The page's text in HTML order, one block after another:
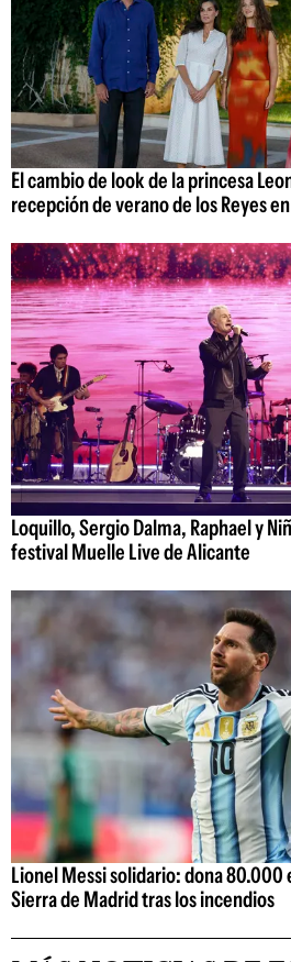
El cambio de look de la princesa
recepción de verano de los Reyes
Loquillo, Sergio Dalma, Raphael y
festival Muelle Live de Alicante
Lionel Messi solidario: dona
Sierra de Madrid tras los incendios